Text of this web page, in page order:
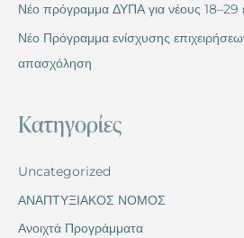
Νέο πρόγραμμα ΔΥΠΑ για νέους 18–29
Νέο Πρόγραμμα ενίσχυσης
απασχόληση
Kατηγορίες
Uncategorized
ΑΝΑΠΤΥΞΙΑΚΟΣ ΝΟΜΟΣ
Ανοιχτά Προγράμματα